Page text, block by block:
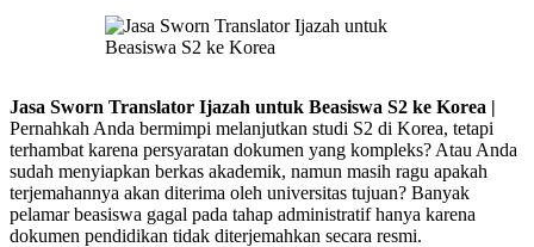
Jasa Sworn Translator Ijazah untuk Beasiswa S2 ke Korea |
Pernahkah Anda bermimpi melanjutkan studi S2 di Korea, tetapi
terhambat karena persyaratan dokumen yang kompleks? Atau Anda
sudah menyiapkan berkas akademik, namun masih ragu apakah
terjemahannya akan diterima oleh universitas tujuan? Banyak
pelamar beasiswa gagal pada tahap administratif hanya karena
dokumen pendidikan tidak diterjemahkan secara resmi.